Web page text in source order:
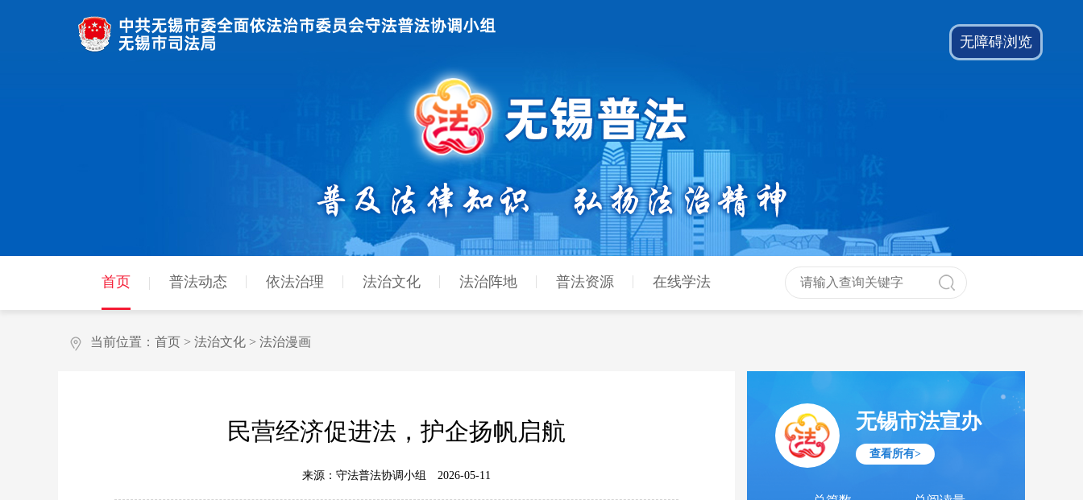
首页 普法动态 依法治理 法治文化 法治阵地 普法资源 在线学法
当前位置： 首页 > 法治文化 > 法治漫画
民营经济促进法，护企扬帆启航
来源：守法普法协调小组 2026-05-11
无锡市法宣办
查看所有>
无障碍浏览